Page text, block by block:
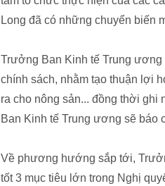
Long đã có những chuyển biến
Trưởng Ban Kinh tế Trung
chính sách, nhằm tạo thuận lợi
ra cho nông sản... đồng thời ghi
Ban Kinh tế Trung ương sẽ báo
Về phương hướng sắp tới,
tốt 3 mục tiêu lớn trong Nghị